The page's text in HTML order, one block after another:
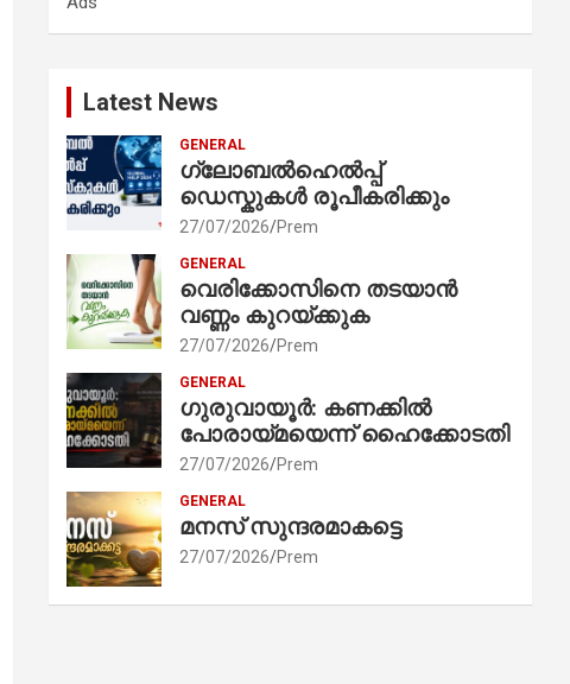
Latest News
GENERAL
ഗ്ലോബൽഹെൽപ്പ്
ഡെസ്കുകൾ രൂപീകരിക്കും
27/07/2026 Prem
GENERAL
വെരിക്കോസിനെ തടയാൻ
വണ്ണം കുറയ്ക്കുക
27/07/2026 Prem
GENERAL
ഗുരുവായൂർ: കണക്കിൽ
പോരായ്മയെന്ന് ഹൈക്കോടതി
27/07/2026 Prem
GENERAL
മനസ് സുന്ദരമാകട്ടെ
27/07/2026 Prem